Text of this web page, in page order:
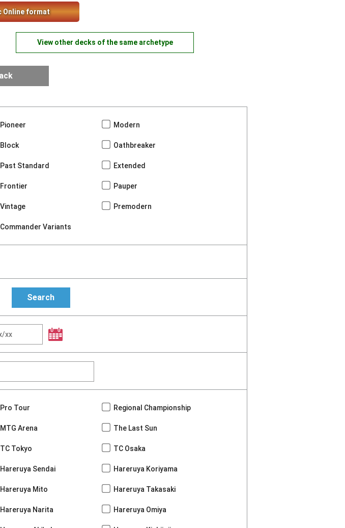
Online format
View other decks of the same archetype
Pioneer Modern
Block Oathbreaker
Past Standard Extended
Frontier Pauper
Vintage Premodern
Commander Variants
Pro Tour Regional Championship
MTG Arena The Last Sun
TC Tokyo TC Osaka
Hareruya Sendai Hareruya Koriyama
Hareruya Mito Hareruya Takasaki
Hareruya Narita Hareruya Omiya